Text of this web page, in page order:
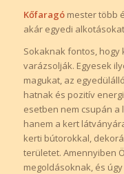
Kőfaragó mester több
akár egyedi
Sokaknak fontos,
varázsolják. Egyesek
magukat, az
hatnak és pozitív
esetben nem csupán
hanem a kert
kerti bútorokkal,
területet. Amennyiben
megoldásoknak, és